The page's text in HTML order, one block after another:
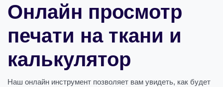
Онлайн просмотр
печати на ткани и
калькулятор
Наш онлайн инструмент позволяет вам увидеть, как будет